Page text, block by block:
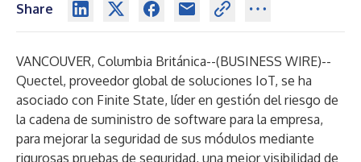
Share
VANCOUVER, Columbia Británica--(BUSINESS WIRE)--
Quectel, proveedor global de soluciones IoT, se ha
asociado con Finite State, líder en gestión del riesgo de
la cadena de suministro de software para la empresa,
para mejorar la seguridad de sus módulos mediante
rigurosas pruebas de seguridad, una mejor visibilidad de